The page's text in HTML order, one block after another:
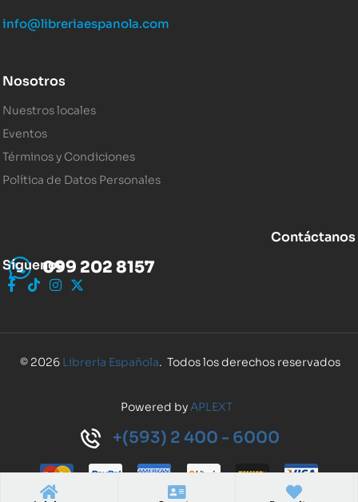
info@libreriaespanola.com
Nosotros
Nuestros locales
Eventos
Términos y Condiciones
Política de Datos Personales
Contáctanos
099 202 8157
Síguenos
© 2026 Librería Española. Todos los derechos reservados
Powered byAPLEXT
+(593) 2 400 - 6000